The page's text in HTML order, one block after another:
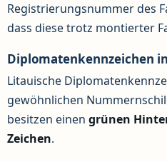
Registrierungsnummer des
dass diese trotz montierter
Diplomatenkennzeichen
Litauische
gewöhnlichen
besitzen einen grünen
Zeichen.